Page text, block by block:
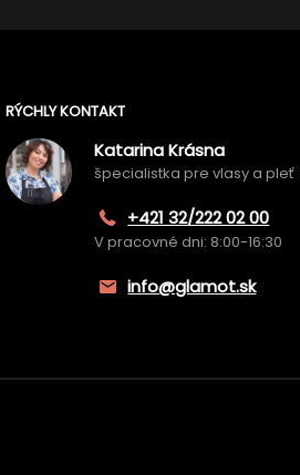
RÝCHLY KONTAKT
Katarina Krásna
špecialistka pre vlasy a pleť
+421 32/222 02 00
V pracovné dni: 8:00-16:30
info@glamot.sk